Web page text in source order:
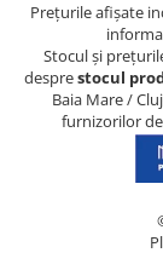
Prețurile afișate
Stocul și
desprestocul
Baia Mare /
furnizorilor